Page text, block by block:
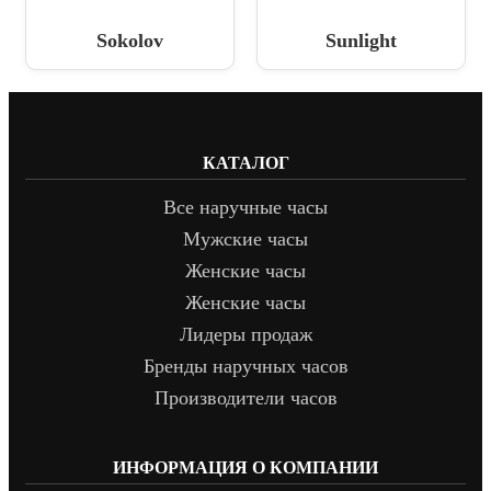
Sokolov Sunlight
КАТАЛОГ
Все наручные часы
Мужские часы
Женские часы
Женские часы
Лидеры продаж
Бренды наручных часов
Производители часов
ИНФОРМАЦИЯ О КОМПАНИИ